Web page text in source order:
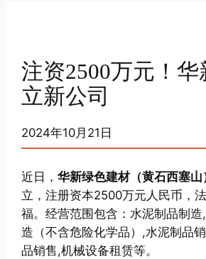
注资2500万元！
立新公司
2024年10月21日
近日，华新绿色建材（黄石西塞山
立，注册资本2500万元人民币，
福。经营范围包含：水泥制品制造
造（不含危险化学品）,水泥制品
品销售,机械设备租赁等。